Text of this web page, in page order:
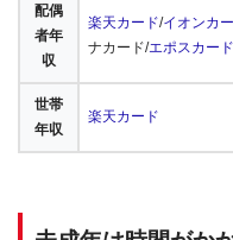
配偶
者年
収
楽天カード/イオンカ
ナカード/エポスカード
世帯
年収
楽天カード